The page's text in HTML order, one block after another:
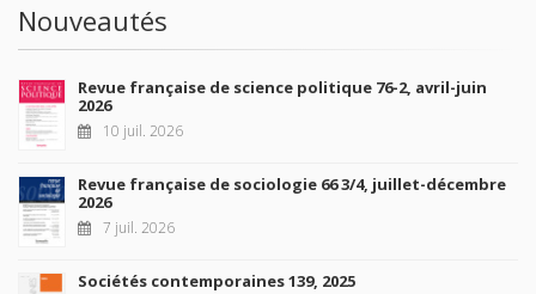
Nouveautés
Revue française de science politique 76-2, avril-juin
2026
10 juil. 2026
Revue française de sociologie 66 3/4, juillet-décembre
2026
7 juil. 2026
Sociétés contemporaines 139, 2025